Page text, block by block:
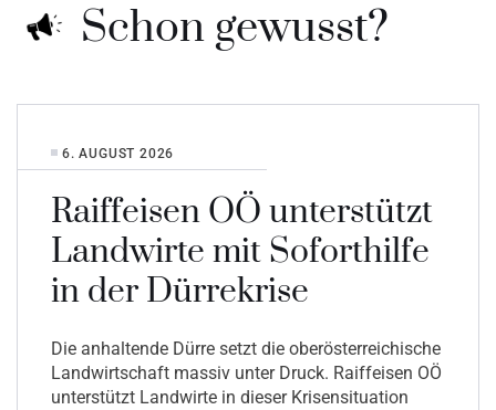
Schon gewusst?
Raiffeisen OÖ unterstützt
Landwirte mit Soforthilfe
in der Dürrekrise
Die anhaltende Dürre setzt die oberösterreichische
Landwirtschaft massiv unter Druck. Raiffeisen OÖ
unterstützt Landwirte in dieser Krisensituation
6. AUGUST 2026